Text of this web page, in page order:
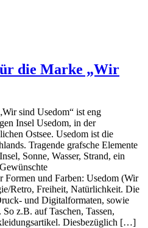
die Marke „Wir
sind Usedom“ ist eng
Insel Usedom, in der
Ostsee. Usedom ist die
Tragende grafsche Elemente
Sonne, Wasser, Strand, ein
Formen und Farben: Usedom (Wir
Retro, Freiheit, Natürlichkeit. Die
und Digitalformaten, sowie
z.B. auf Taschen, Tassen,
Diesbezüglich […]